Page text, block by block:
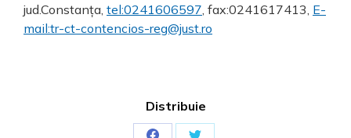
jud.Constanța, tel:0241606597, fax:0241617413, E-
mail:tr-ct-contencios-reg@just.ro
Distribuie